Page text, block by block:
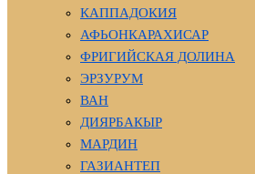
КАППАДОКИЯ
АФЬОНКАРАХИСАР
ФРИГИЙСКАЯ ДОЛИНА
ЭРЗУРУМ
ВАН
ДИЯРБАКЫР
МАРДИН
ГАЗИАНТЕП